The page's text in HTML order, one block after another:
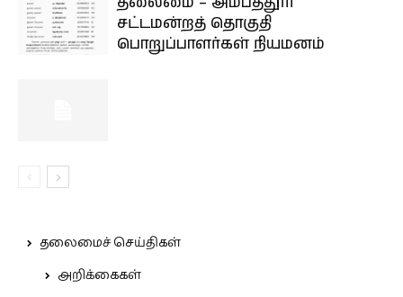
சட்டமன்றத் தொகுதி
பொறுப்பாளர்கள் நியமனம்
தலைமைச் செய்திகள்
அறிக்கைகள்